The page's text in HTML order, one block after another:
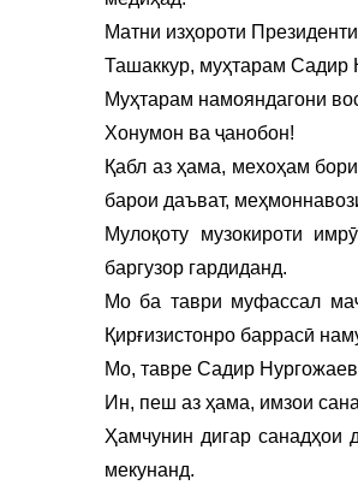
Матни изҳороти
Ташаккур, муҳтарам Садир
Муҳтарам намояндагони
Хонумон ва ҷанобон!
Қабл аз ҳама, мехоҳам
барои даъват,
Мулоқоту музокироти
баргузор гардиданд.
Мо ба таври муфассал
Қирғизистонро баррасӣ
Мо, тавре Садир
Ин, пеш аз ҳама, имзои
Ҳамчунин дигар санадҳои
мекунанд.